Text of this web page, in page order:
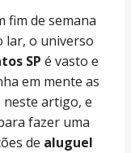
fim de semana
lar, o universo
SP é vasto e
em mente as
neste artigo, e
fazer uma
de aluguel